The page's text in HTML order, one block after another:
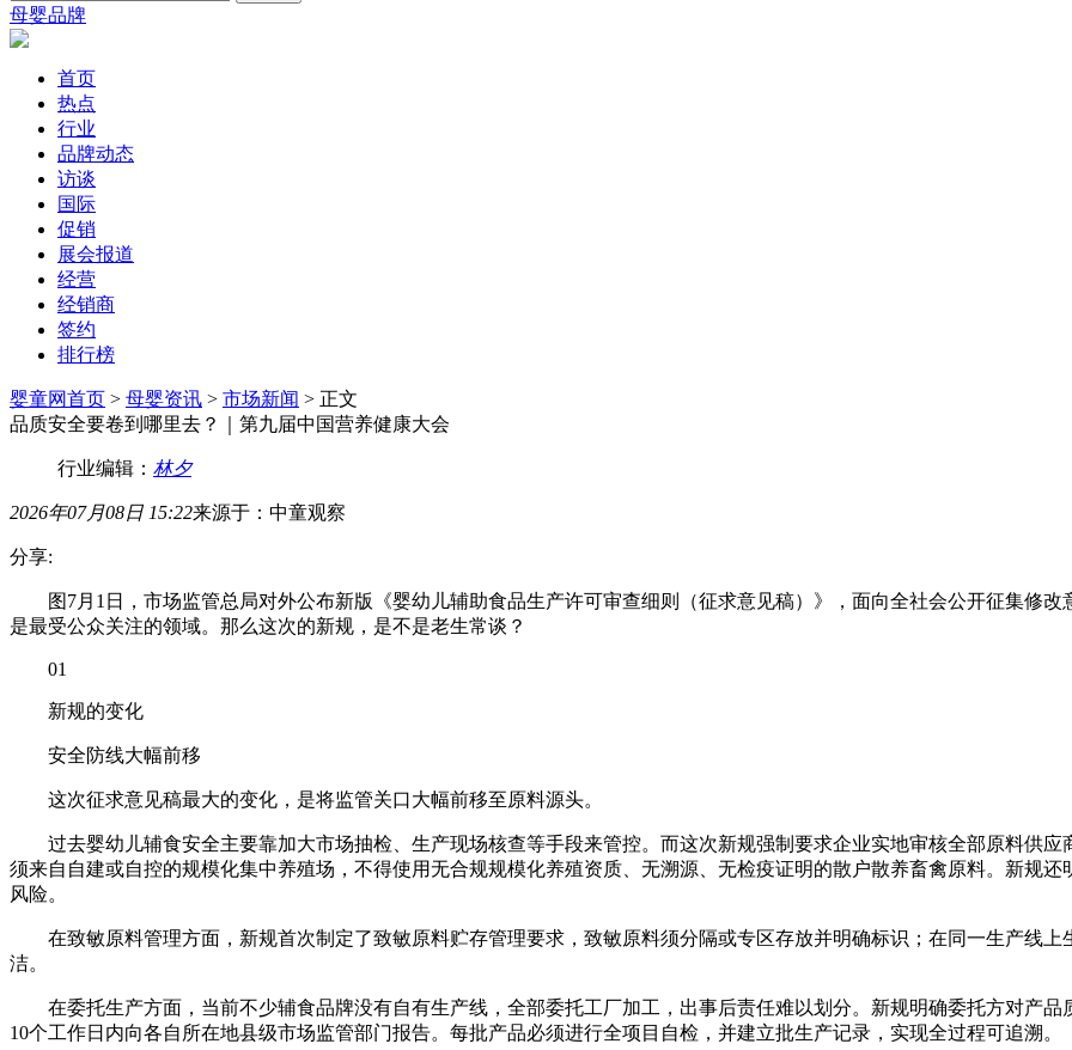
母婴品牌
首页
热点
行业
品牌动态
访谈
国际
促销
展会报道
经营
经销商
签约
排行榜
婴童网首页 > 母婴资讯 > 市场新闻 > 正文
品质安全要卷到哪里去？｜第九届中国营养健康大会
行业编辑： 林夕
2026年07月08日 15:22来源于：中童观察
分享:
图7月1日，市场监管总局对外公布新版《婴幼儿辅助食品生产许可审查细则（征求意见稿）》，面向全社会公开征集修
是最受公众关注的领域。那么这次的新规，是不是老生常谈？
01
新规的变化
安全防线大幅前移
这次征求意见稿最大的变化，是将监管关口大幅前移至原料源头。
过去婴幼儿辅食安全主要靠加大市场抽检、生产现场核查等手段来管控。而这次新规强制要求企业实地审核全部原料供
须来自自建或自控的规模化集中养殖场，不得使用无合规规模化养殖资质、无溯源、无检疫证明的散户散养畜禽原料。新规
风险。
在致敏原料管理方面，新规首次制定了致敏原料贮存管理要求，致敏原料须分隔或专区存放并明确标识；在同一生产线
洁。
在委托生产方面，当前不少辅食品牌没有自有生产线，全部委托工厂加工，出事后责任难以划分。新规明确委托方对产
10个工作日内向各自所在地县级市场监管部门报告。每批产品必须进行全项目自检，并建立批生产记录，实现全过程可追溯。